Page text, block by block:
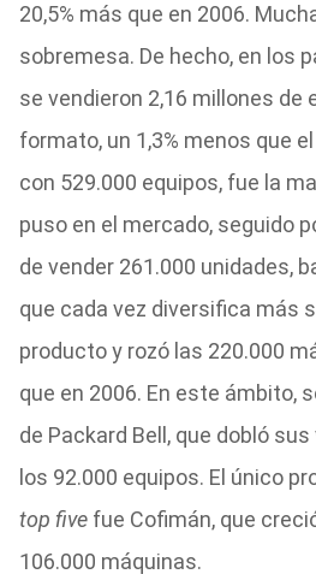
20,5% más que en 2006.
sobremesa. De hecho, en los
se vendieron 2,16 millones de
formato, un 1,3% menos que
con 529.000 equipos, fue la
puso en el mercado, seguido
de vender 261.000 unidades,
que cada vez diversifica más
producto y rozó las 220.000
que en 2006. En este ámbito,
de Packard Bell, que dobló
los 92.000 equipos. El único
top fivefue Cofimán, que
106.000 máquinas.